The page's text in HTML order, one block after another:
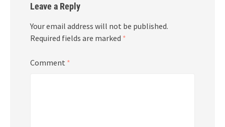
Leave a Reply
Your email address will not be published.
Required fields are marked *
Comment *